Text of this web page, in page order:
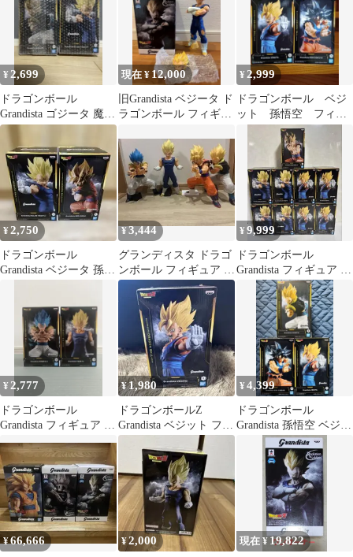
¥2,699
ドラゴンボール
Grandista ゴジータ 魔人
ベジータ 2体セット
現在 ¥ 12,000
旧Grandista ベジータ ド
ラゴンボール フィギュ
¥2,999
ドラゴンボール ベジ
ット 孫悟空 フィギ
ュア 新品未開封
¥2,750
ドラゴンボール
Grandista ベジータ 孫悟
¥3,444
グランディスタ ドラゴ
ンボール フィギュア 4
個セット
¥9,999
ドラゴンボール
Grandista フィギュア 9
体セットベジータ 魔
人ベジータ
¥ 2,777
ドラゴンボール
Grandista フィギュア 2
¥1,980
ドラゴンボールZ
Grandista ベジット フィ
ギュア 新品・未開封
¥4,399
ドラゴンボール
Grandista 孫悟空 ベジッ
ト ゴジータフィギュア
¥66,666 ¥2,000 現在 ¥ 19,822